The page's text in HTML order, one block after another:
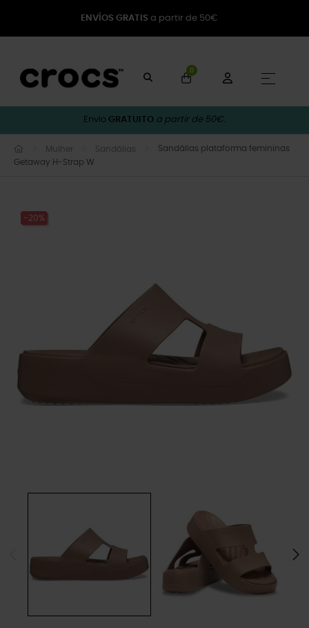
ENVÍOS GRATIS a partir de 50€
0
☰
Envio GRATUITO a partir de 50€.
Mulher Sandálias
Sandálias plataforma femininas
Getaway H-Strap W
-20%